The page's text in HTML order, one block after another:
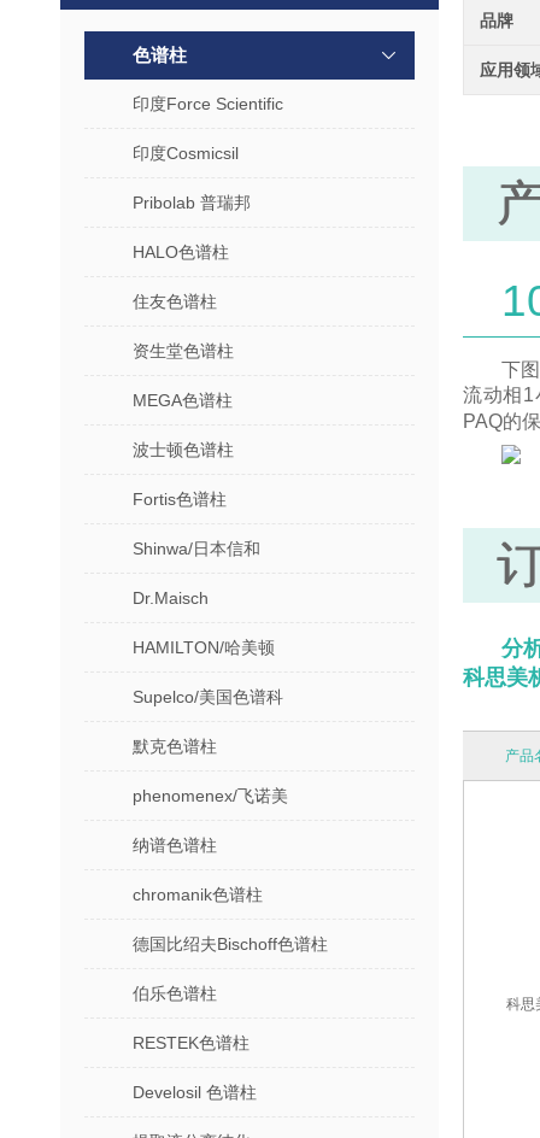
色谱柱
印度Force Scientific
印度Cosmicsil
Pribolab 普瑞邦
HALO色谱柱
住友色谱柱
资生堂色谱柱
MEGA色谱柱
波士顿色谱柱
Fortis色谱柱
Shinwa/日本信和
Dr.Maisch
HAMILTON/哈美顿
Supelco/美国色谱科
默克色谱柱
phenomenex/飞诺美
纳谱色谱柱
chromanik色谱柱
德国比绍夫Bischoff色谱柱
伯乐色谱柱
RESTEK色谱柱
Develosil 色谱柱
品牌
应用领
下
流动相1
PAQ的
分
科思美
产品
科思